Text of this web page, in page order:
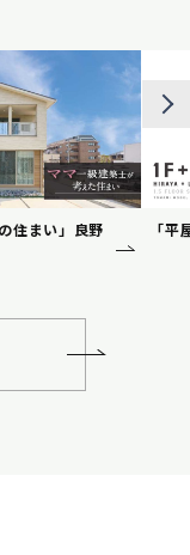
住まい」良野
「